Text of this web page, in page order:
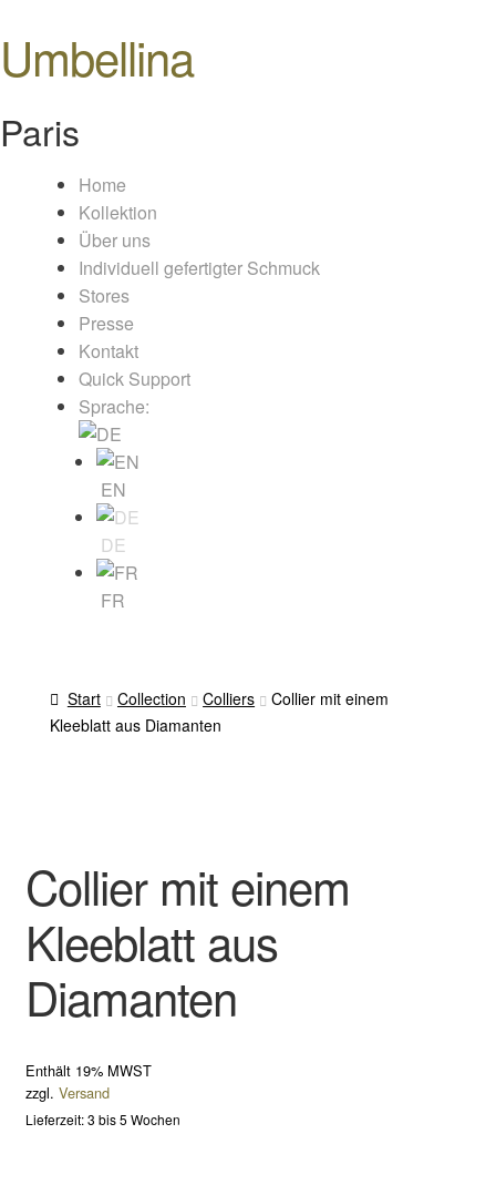
Umbellina
Paris
Home
Kollektion
Über uns
Individuell gefertigter Schmuck
Stores
Presse
Kontakt
Quick Support
Sprache:
EN
DE
FR
Start Collection Colliers
Collier mit einem
Kleeblatt aus Diamanten
Collier mit einem
Kleeblatt aus
Diamanten
Enthält 19% MWST
zzgl. Versand
Lieferzeit: 3 bis 5 Wochen